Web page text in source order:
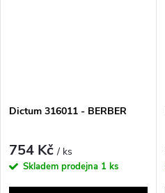
Dictum 316011 - BERBER
754 Kč/ ks
Skladem prodejna 1 ks